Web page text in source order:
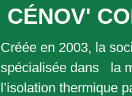
CÉNOV'
Créée en 2003, la
spécialisée dans la
l’isolation thermique